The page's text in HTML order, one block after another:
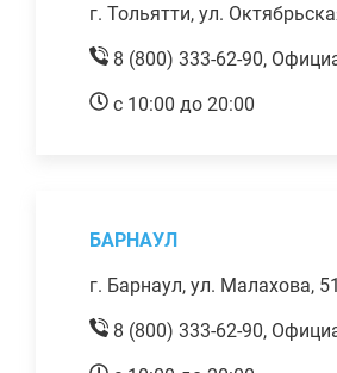
г. Тольятти, ул.
8 (800) 333-62-90,
с 10:00 до 20:00
БАРНАУЛ
г. Барнаул, ул. Малахова, 51
8 (800) 333-62-90,